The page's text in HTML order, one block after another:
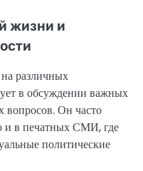
жизни и
различных
в обсуждении важных
вопросов. Он часто
и в печатных СМИ, где
политические